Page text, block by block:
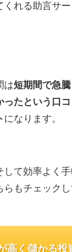
れる助言サー
は短期間で急
ったという口
になります。
して効率よく
らもチェックし